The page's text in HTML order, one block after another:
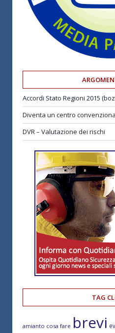
Accordi Stato Regioni 2015
Diventa un centro
DVR – Valutazione dei rischi
TAG
amianto cosa fare brevi